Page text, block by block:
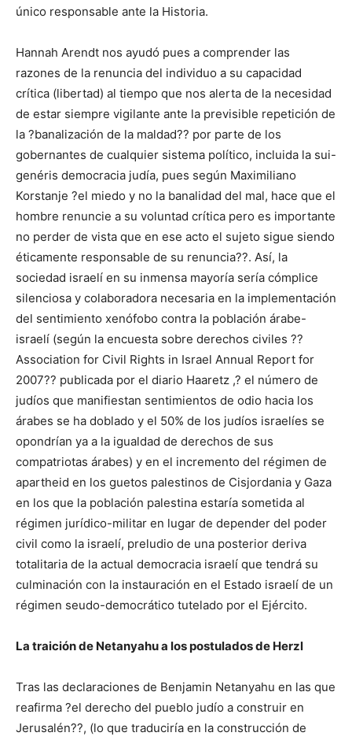
único responsable ante la Historia.
Hannah Arendt nos ayudó pues a comprender las
razones de la renuncia del individuo a su capacidad
crítica (libertad) al tiempo que nos alerta de la necesidad
de estar siempre vigilante ante la previsible repetición de
la ?banalización de la maldad?? por parte de los
gobernantes de cualquier sistema político, incluida la sui-
genéris democracia judía, pues según Maximiliano
Korstanje ?el miedo y no la banalidad del mal, hace que el
hombre renuncie a su voluntad crítica pero es importante
no perder de vista que en ese acto el sujeto sigue siendo
éticamente responsable de su renuncia??. Así, la
sociedad israelí en su inmensa mayoría sería cómplice
silenciosa y colaboradora necesaria en la implementación
del sentimiento xenófobo contra la población árabe-
israelí (según la encuesta sobre derechos civiles ??
Association for Civil Rights in Israel Annual Report for
2007?? publicada por el diario Haaretz ,? el número de
judíos que manifiestan sentimientos de odio hacia los
árabes se ha doblado y el 50% de los judíos israelíes se
opondrían ya a la igualdad de derechos de sus
compatriotas árabes) y en el incremento del régimen de
apartheid en los guetos palestinos de Cisjordania y Gaza
en los que la población palestina estaría sometida al
régimen jurídico-militar en lugar de depender del poder
civil como la israelí, preludio de una posterior deriva
totalitaria de la actual democracia israelí que tendrá su
culminación con la instauración en el Estado israelí de un
régimen seudo-democrático tutelado por el Ejército.
La traición de Netanyahu a los postulados de Herzl
Tras las declaraciones de Benjamin Netanyahu en las que
reafirma ?el derecho del pueblo judío a construir en
Jerusalén??, (lo que traduciría en la construcción de